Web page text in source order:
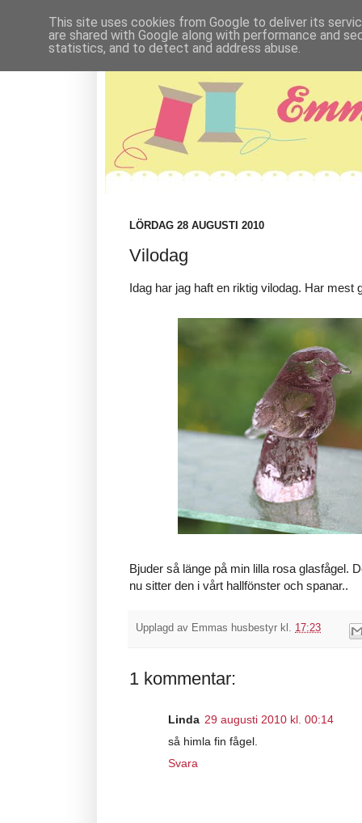
LÖRDAG 28 AUGUSTI 2010
Vilodag
Idag har jag haft en riktig vilodag. Har mest
Bjuder så länge på min lilla rosa glasfågel.
nu sitter den i vårt hallfönster och spanar..
Upplagd av Emmas husbestyr kl. 17:23
1 kommentar:
Linda 29 augusti 2010 kl. 00:14
så himla fin fågel.
Svara
This site uses cookies from Google to deliver its
are shared with Google along with performance and
statistics, and to detect and address abuse.